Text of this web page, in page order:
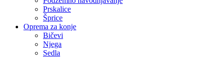
Prskalice
Šprice
Oprema za konje
Bičevi
Njega
Sedla